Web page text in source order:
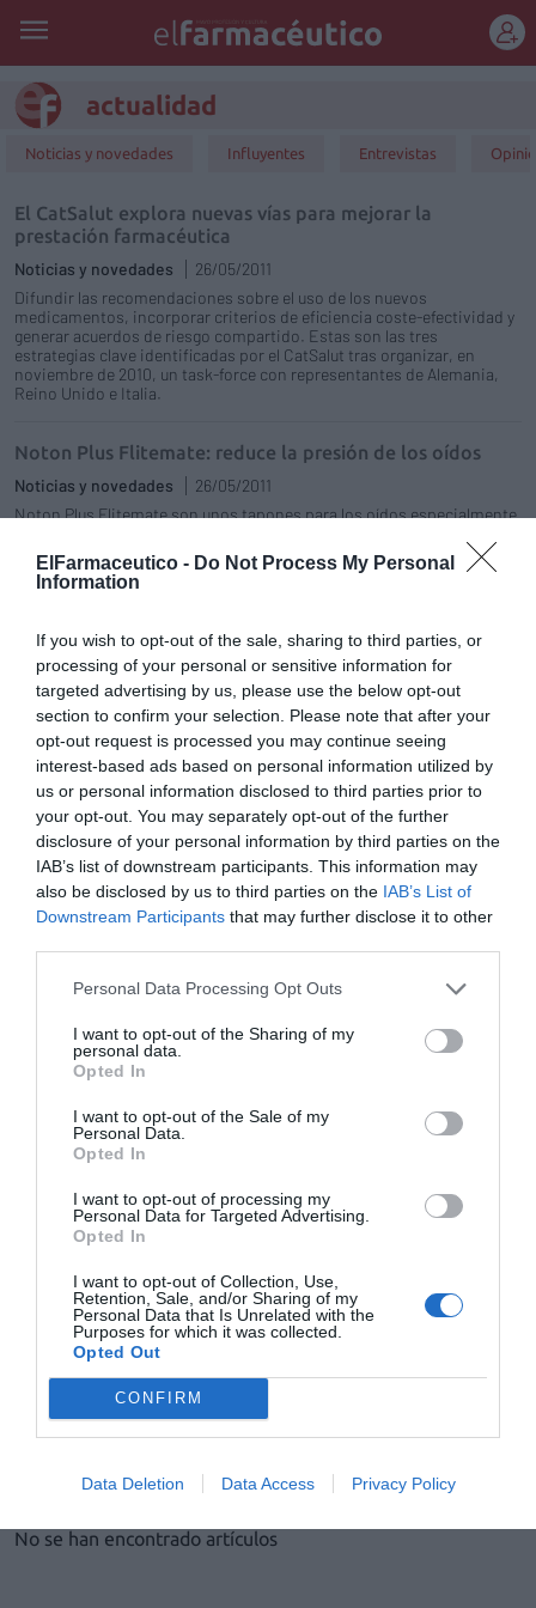
ElFarmaceutico - Do Not Process My Personal
Information
If you wish to opt-out of the sale, sharing to third parties, or
processing of your personal or sensitive information for
targeted advertising by us, please use the below opt-out
section to confirm your selection. Please note that after your
opt-out request is processed you may continue seeing
interest-based ads based on personal information utilized by
us or personal information disclosed to third parties prior to
your opt-out. You may separately opt-out of the further
disclosure of your personal information by third parties on the
IAB’s list of downstream participants. This information may
also be disclosed by us to third parties on the IAB’s List of
Downstream Participants that may further disclose it to other
Personal Data Processing Opt Outs
I want to opt-out of the Sharing of my
personal data.
Opted In
I want to opt-out of the Sale of my
Personal Data.
Opted In
I want to opt-out of processing my
Personal Data for Targeted Advertising.
Opted In
I want to opt-out of Collection, Use,
Retention, Sale, and/or Sharing of my
Personal Data that Is Unrelated with the
Purposes for which it was collected.
Opted Out
CONFIRM
Data Deletion Data Access Privacy Policy
actualidad
Noticias y novedades Influyentes Entrevistas
El CatSalut explora nuevas vías para mejorar la
prestación farmacéutica
Noticias y novedades
26/05/2011
Difundir las recomendaciones sobre el uso de los nuevos
medicamentos, incorporar criterios de eficiencia coste-efectividad y
generar acuerdos de riesgo compartido. Estas son las tres
estrategias clave identificadas por el CatSalut tras organizar, en
noviembre de 2010, un task-force con representantes de Alemania,
Reino Unido e Italia.
Noton Plus Flitemate: reduce la presión de los oídos
Noticias y novedades
26/05/2011
Noton Plus Flitemate son unos tapones para los oídos especialmente
ruidosas, ya que reducen el ruido permitiendo escuchar una
conversación normal...
Pranarôm presenta HELPSPRAY, el kit de las vacaciones
Noticias y novedades
25/05/2011
Pranarôm, líder en aromaterapia científica y experto en aceites
esenciales 100% puros y naturales, ofrece diversos pulverizadores,
100% naturales y certificados BIO, para aliviar varias molestias de las
vacaciones de manera rápida y eficaz...
FENOFAR manifiesta su apoyo a los farmacéuticos
andaluces
Noticias y novedades
25/05/2011
La Federación Nacional de Oficinas de Farmacia (FENOFAR) ha hecho
públlico un comunicado en el que expresa su apoyo a los
farmacéuticos andaluces, al considerar que están siendo agraviados
por la Consejería de Sanidad de Andalucía a través de las medidas de
y mediante la inadecuada postura que ha adoptado.
Leotron, complemento alimenticio polivitamínico con
minerales y oligoelementos
Angelini Farmacéutica, S.A. amplía su portfolio de productos
Consumer Healthcare con la adquisición del producto Leotron, que
El Institut Medicofarmacèutic de Catalunya homenajea
al Dr. Moisès Broggi por su 103 cumpleaños
Noticias y novedades
24/05/2011
El pasado 18 de mayo el Institut Medicofarmacèutic de Catalunya
entregó al Dr. Moisès Broggi una placa con motivo de su 103
cumpleaños.
1 … 200820092010
Lo más leído
No se han encontrado artículos